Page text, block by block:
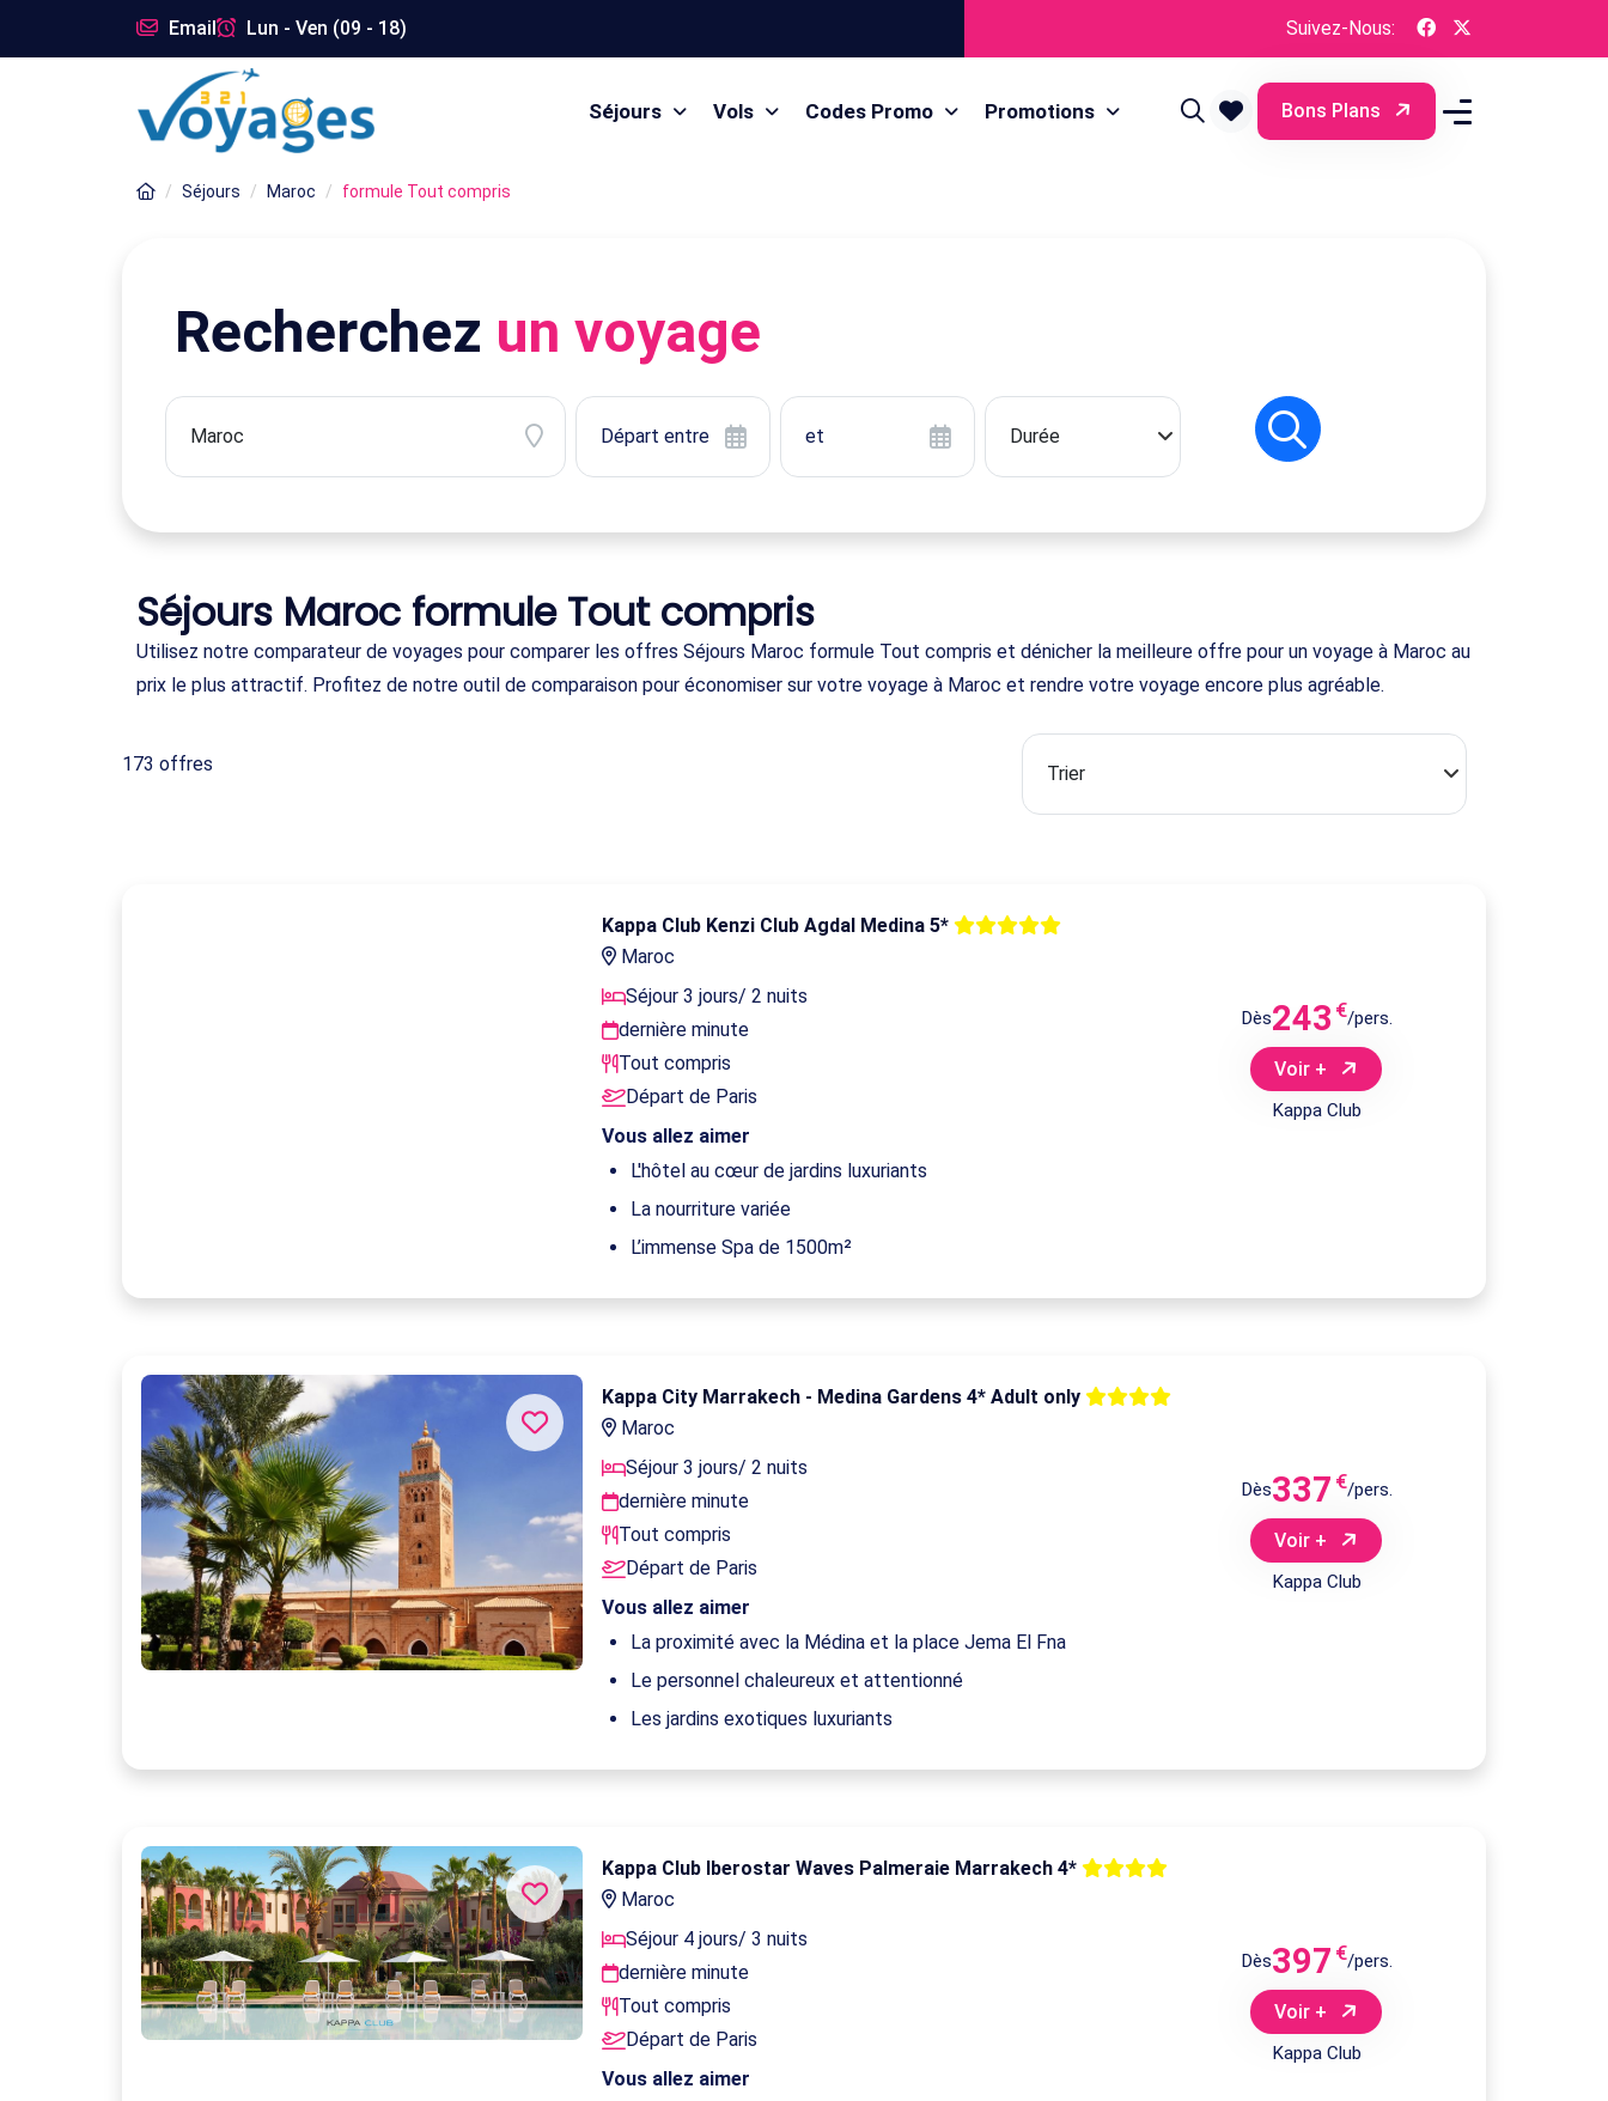
Email Lun - Ven (09 - 18) Suivez-Nous:
Séjours Vols Codes Promo Promotions Bons Plans
Séjours Maroc formule Tout compris
Recherchez un voyage
Séjours Maroc formule Tout compris
Utilisez notre comparateur de voyages pour comparer les offres Séjours Maroc formule Tout compris et dénicher la meilleure offre pour un voyage à Maroc au
prix le plus attractif. Profitez de notre outil de comparaison pour économiser sur votre voyage à Maroc et rendre votre voyage encore plus agréable.
173 offres
Kappa Club Kenzi Club Agdal Medina 5*
Maroc
Séjour 3 jours/ 2 nuits
dernière minute
Tout compris
Départ de Paris
Vous allez aimer
L'hôtel au cœur de jardins luxuriants
La nourriture variée
L’immense Spa de 1500m²
Dès243 €/pers.
Voir +
Kappa Club
Kappa City Marrakech - Medina Gardens 4* Adult only
Maroc
Séjour 3 jours/ 2 nuits
dernière minute
Tout compris
Départ de Paris
Vous allez aimer
La proximité avec la Médina et la place Jema El Fna
Le personnel chaleureux et attentionné
Les jardins exotiques luxuriants
Dès337 €/pers.
Voir +
Kappa Club
Kappa Club Iberostar Waves Palmeraie Marrakech 4*
Maroc
Séjour 4 jours/ 3 nuits
dernière minute
Tout compris
Départ de Paris
Vous allez aimer
Dès397 €/pers.
Voir +
Kappa Club